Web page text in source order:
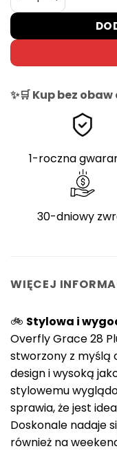
✨🛒 Kup bez
1-roczna
30-dniowy
WIĘCEJ
🚲 Stylowa i
Overfly Grace 28
stworzony z myślą
design i wysoką
stylowemu
sprawia, że jest
Doskonale nadaje
również na